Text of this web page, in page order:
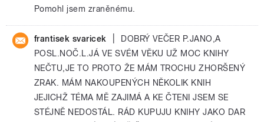
Pomohl jsem zraněnému.
frantisek svaricek
DOBRÝ VEČER P.JANO,A
POSL.NOČ.L.JÁ VE SVÉM VĚKU UŽ MOC KNIHY
NEČTU,JE TO PROTO ŽE MÁM TROCHU ZHORŠENÝ
ZRAK. MÁM NAKOUPENÝCH NĚKOLIK KNIH
JEJICHŽ TÉMA MĚ ZAJIMÁ A KE ČTENI JSEM SE
STÉJNĚ NEDOSTÁL. RÁD KUPUJU KNIHY JAKO DAR